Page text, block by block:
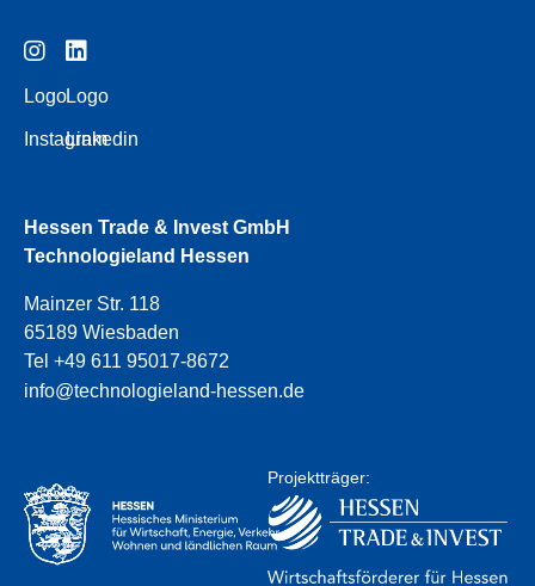
Logo
Instagram
Logo
Linkedin
Hessen Trade & Invest GmbH
Technologieland Hessen
Mainzer Str. 118
65189 Wiesbaden
Tel +49 611 95017-8672
info@technologieland-hessen.de
Projektträger: